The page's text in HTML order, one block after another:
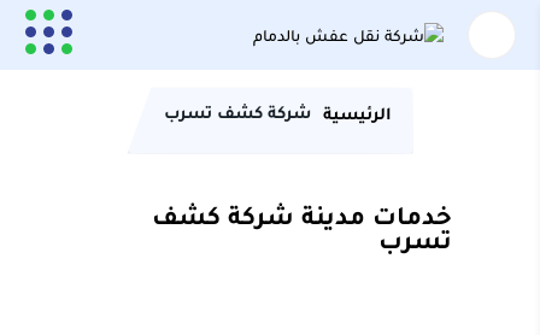
الرئيسية شركة كشف تسرب
خدمات مدينة شركة كشف
تسرب